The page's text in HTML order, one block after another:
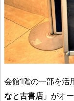
会館1階の一部を活
なと古書店」 がオ